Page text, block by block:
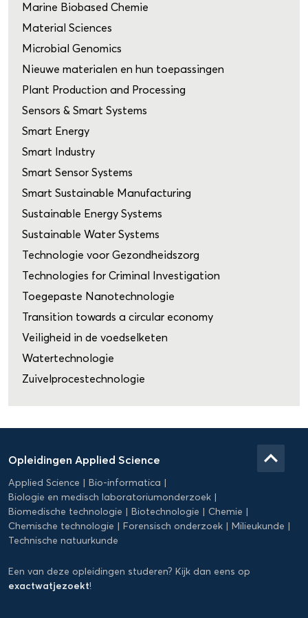
Marine Biobased Chemie
Material Sciences
Microbial Genomics
Nieuwe materialen en hun toepassingen
Plant Production and Processing
Sensors & Smart Systems
Smart Energy
Smart Industry
Smart Sensor Systems
Smart Sustainable Manufacturing
Sustainable Energy Systems
Sustainable Water Systems
Technologie voor Gezondheidszorg
Technologies for Criminal Investigation
Toegepaste Nanotechnologie
Transition towards a circular economy
Veiligheid in de voedselketen
Watertechnologie
Zuivelprocestechnologie
Applied
Science
Opleidingen Applied Science
Applied Science
Bio-informatica
Biologie en medisch laboratoriumonderzoek
Biomedische technologie
Biotechnologie
Chemie
Chemische technologie
Forensisch onderzoek
Milieukunde
Technische natuurkunde
Een van deze opleidingen studeren? Kijk dan eens op
exactwatjezoekt!
keyboard_arrow_up